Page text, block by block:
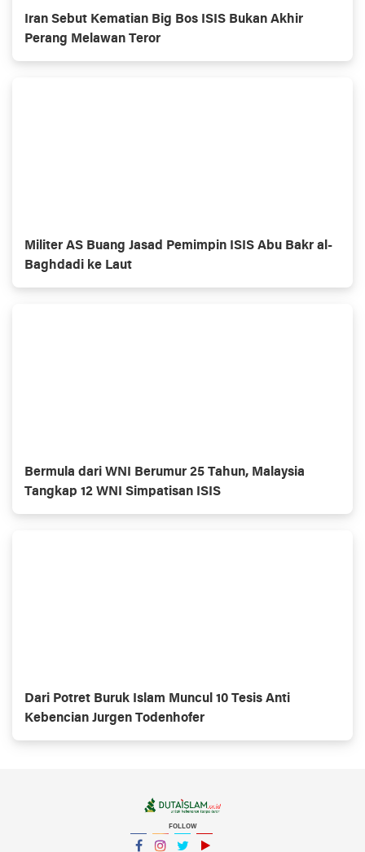
Iran Sebut Kematian Big Bos ISIS Bukan Akhir
Perang Melawan Teror
Militer AS Buang Jasad Pemimpin ISIS Abu Bakr al-
Baghdadi ke Laut
Bermula dari WNI Berumur 25 Tahun, Malaysia
Tangkap 12 WNI Simpatisan ISIS
Dari Potret Buruk Islam Muncul 10 Tesis Anti
Kebencian Jurgen Todenhofer
FOLLOW